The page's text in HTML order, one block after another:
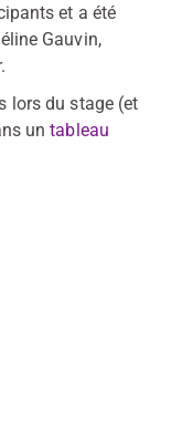
et a été
Gauvin,
lors du stage (et
untableau